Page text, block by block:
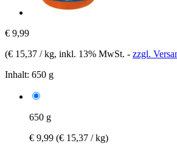
€ 9,99
(€ 15,37 / kg, inkl. 13% MwSt. - zzgl.
Inhalt: 650 g
650 g
€ 9,99 (€ 15,37 / kg)